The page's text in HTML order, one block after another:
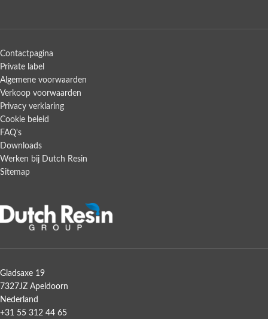
Contactpagina
Private label
Algemene voorwaarden
Verkoop voorwaarden
Privacy verklaring
Cookie beleid
FAQ's
Downloads
Werken bij Dutch Resin
Sitemap
Gladsaxe 19
7327JZ Apeldoorn
Nederland
+31 55 312 44 65